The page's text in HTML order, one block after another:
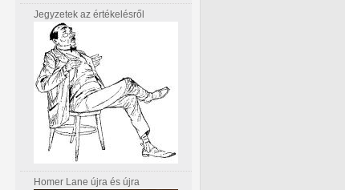
Jegyzetek az értékelésről
Homer Lane újra és újra